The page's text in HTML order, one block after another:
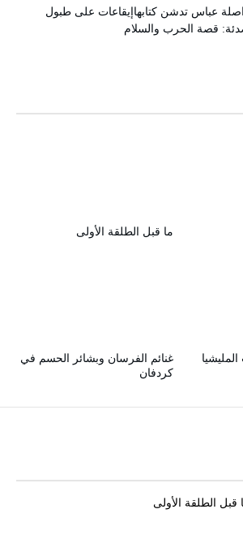
عباس تدشن كتابهاإيقاعات على طبول
قصة الحرب والسلام
ما قبل الطلقة الأولى
غنائم الفرسان وبشائر الحسم في
كردفان
قبل الطلقة الأولى